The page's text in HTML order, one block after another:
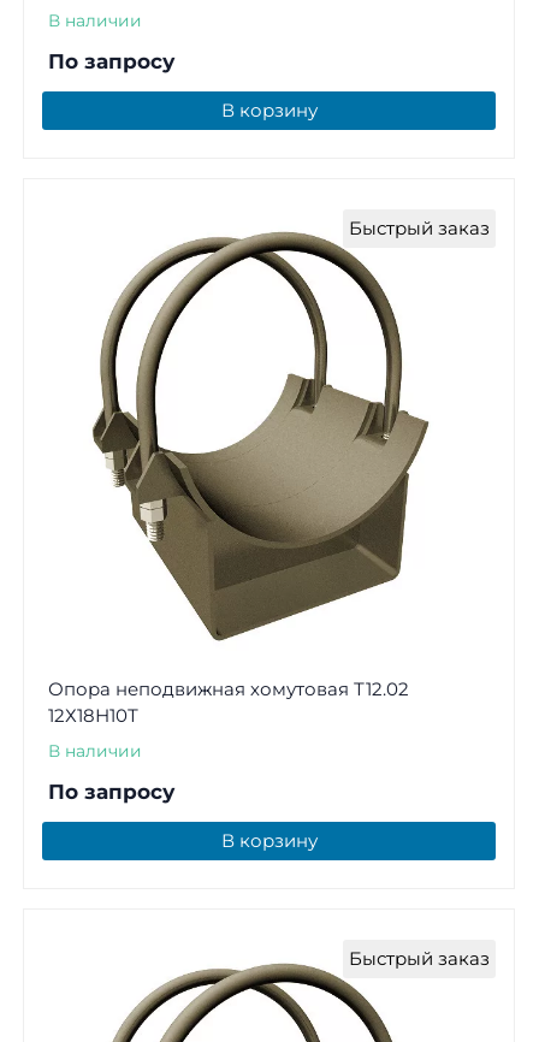
В наличии
По запросу
В корзину
Быстрый заказ
Опора неподвижная хомутовая Т12.02
12Х18Н10Т
В наличии
По запросу
В корзину
Быстрый заказ